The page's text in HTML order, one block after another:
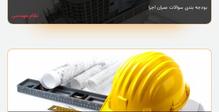
بودجه بندی سوالات عمران اجرا
نظام مهندسی